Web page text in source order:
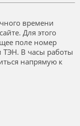
времени
Для этого
поле номер
ТЭН. В часы работы
напрямую к